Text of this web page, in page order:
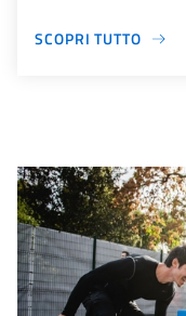
SCOPRI TUTTO